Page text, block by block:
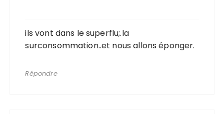
ils vont dans le superflu;.la
surconsommation..et nous allons éponger.
Répondre